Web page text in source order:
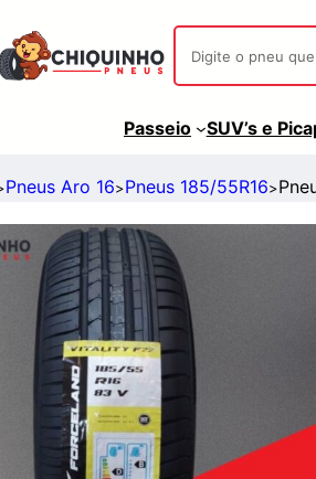
Passeio SUV’s e
Pneus Aro 16>Pneus 185/55R16>